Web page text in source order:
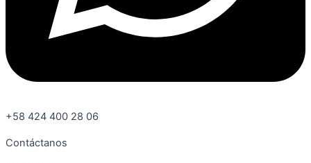
+58 424 400 28 06
Contáctanos